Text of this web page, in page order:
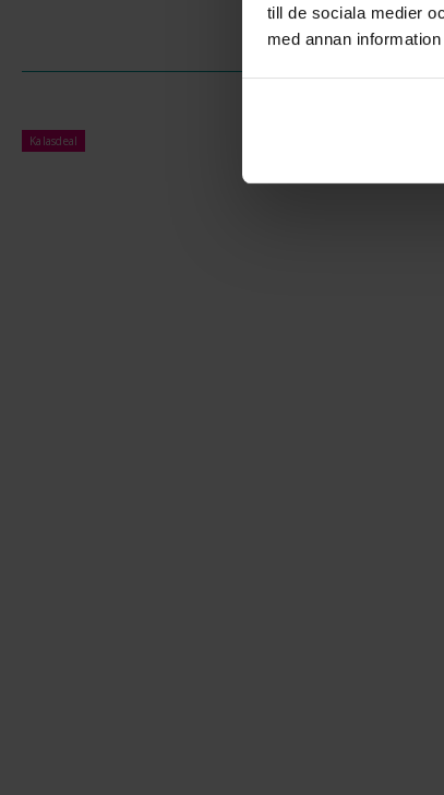
till de sociala medier
med annan
Kalasdeal